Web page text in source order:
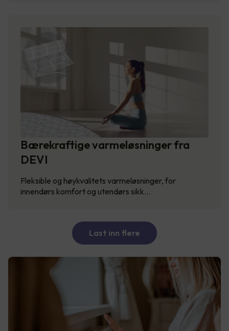
Bærekraftige varmeløsninger fra
DEVI
Fleksible og høykvalitets varmeløsninger, for
innendørs komfort og utendørs sikk…
Last inn flere